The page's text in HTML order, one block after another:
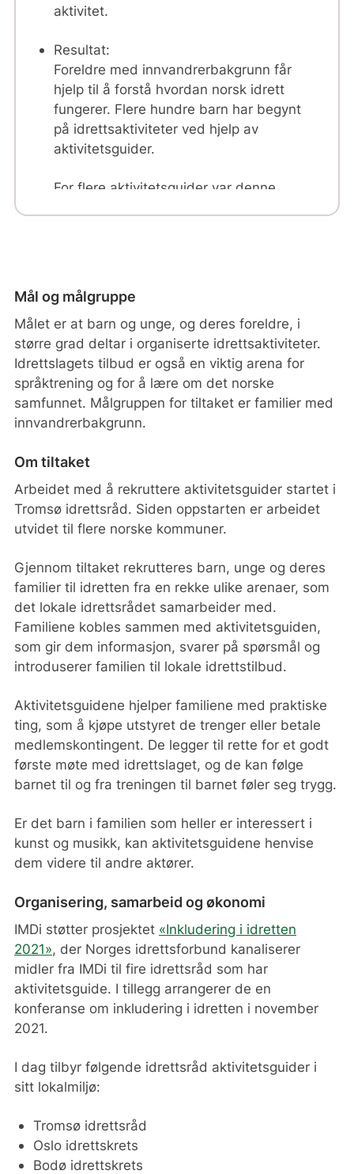
aktivitet.
Resultat:
Foreldre med innvandrerbakgrunn får
hjelp til å forstå hvordan norsk idrett
fungerer. Flere hundre barn har begynt
på idrettsaktiviteter ved hjelp av
aktivitetsguider.
For flere aktivitetsguider var denne
Mål og målgruppe
Målet er at barn og unge, og deres foreldre, i
større grad deltar i organiserte idrettsaktiviteter.
Idrettslagets tilbud er også en viktig arena for
språktrening og for å lære om det norske
samfunnet. Målgruppen for tiltaket er familier med
innvandrerbakgrunn.
Om tiltaket
Arbeidet med å rekruttere aktivitetsguider startet i
Tromsø idrettsråd. Siden oppstarten er arbeidet
utvidet til flere norske kommuner.
Gjennom tiltaket rekrutteres barn, unge og deres
familier til idretten fra en rekke ulike arenaer, som
det lokale idrettsrådet samarbeider med.
Familiene kobles sammen med aktivitetsguiden,
som gir dem informasjon, svarer på spørsmål og
introduserer familien til lokale idrettstilbud.
Aktivitetsguidene hjelper familiene med praktiske
ting, som å kjøpe utstyret de trenger eller betale
medlemskontingent. De legger til rette for et godt
første møte med idrettslaget, og de kan følge
barnet til og fra treningen til barnet føler seg trygg.
Er det barn i familien som heller er interessert i
kunst og musikk, kan aktivitetsguidene henvise
dem videre til andre aktører.
Organisering, samarbeid og økonomi
IMDi støtter prosjektet «Inkludering i idretten
2021», der Norges idrettsforbund kanaliserer
midler fra IMDi til fire idrettsråd som har
aktivitetsguide. I tillegg arrangerer de en
konferanse om inkludering i idretten i november
2021.
I dag tilbyr følgende idrettsråd aktivitetsguider i
sitt lokalmiljø:
Tromsø idrettsråd
Oslo idrettskrets
Bodø idrettskrets